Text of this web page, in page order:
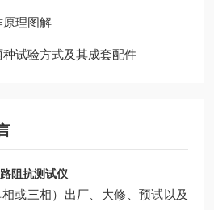
原理图解
试验方式及其成套配件
阻抗测试仪
或三相）出厂、大修、预试以及